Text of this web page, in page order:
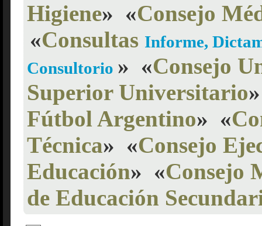
Higiene» «Consejo
«Consultas Informe,
Consultorio » «Consejo
Superior Universitario»
Fútbol Argentino» «
Técnica» «Consejo
Educación» «Consejo
de Educación